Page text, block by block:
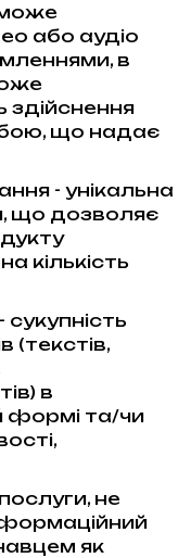
може
або аудіо
в
що надає
- унікальна
що дозволяє
кількість
сукупність
(текстів,
в
формі та/чи
не
як